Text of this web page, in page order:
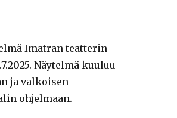
Imatran teatterin
Näytelmä kuuluu
ja valkoisen
ohjelmaan.